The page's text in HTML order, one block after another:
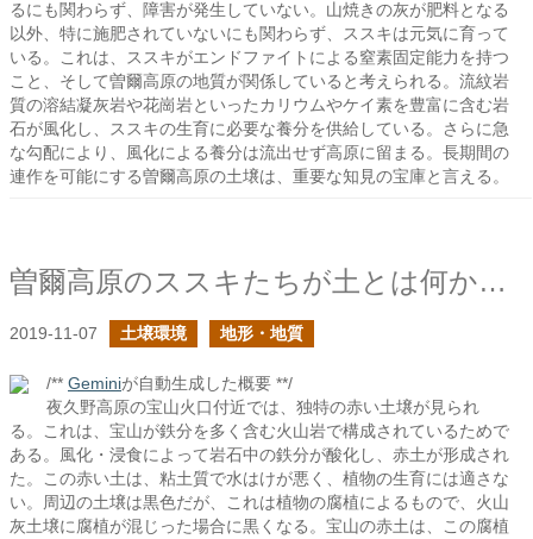
るにも関わらず、障害が発生していない。山焼きの灰が肥料となる
以外、特に施肥されていないにも関わらず、ススキは元気に育って
いる。これは、ススキがエンドファイトによる窒素固定能力を持つ
こと、そして曽爾高原の地質が関係していると考えられる。流紋岩
質の溶結凝灰岩や花崗岩といったカリウムやケイ素を豊富に含む岩
石が風化し、ススキの生育に必要な養分を供給している。さらに急
な勾配により、風化による養分は流出せず高原に留まる。長期間の
連作を可能にする曽爾高原の土壌は、重要な知見の宝庫と言える。
曽爾高原のススキたちが土とは何か？を教えてくれる
2019-11-07 土壌環境 地形・地質
/** Geminiが自動生成した概要 **/
夜久野高原の宝山火口付近では、独特の赤い土壌が見られ
る。これは、宝山が鉄分を多く含む火山岩で構成されているためで
ある。風化・浸食によって岩石中の鉄分が酸化し、赤土が形成され
た。この赤い土は、粘土質で水はけが悪く、植物の生育には適さな
い。周辺の土壌は黒色だが、これは植物の腐植によるもので、火山
灰土壌に腐植が混じった場合に黒くなる。宝山の赤土は、この腐植